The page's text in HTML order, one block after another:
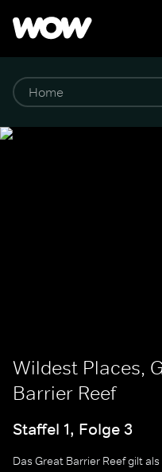
Wildest Places,
Barrier Reef
Staffel 1, Folge 3
Das Great Barrier Reef gilt